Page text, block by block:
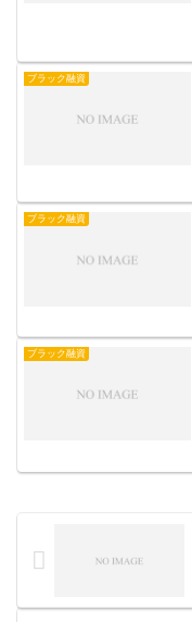
ブラック融資
ブラック融資
ブラック融資